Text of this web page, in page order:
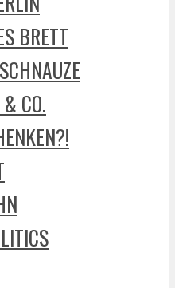
BRETT
CO.